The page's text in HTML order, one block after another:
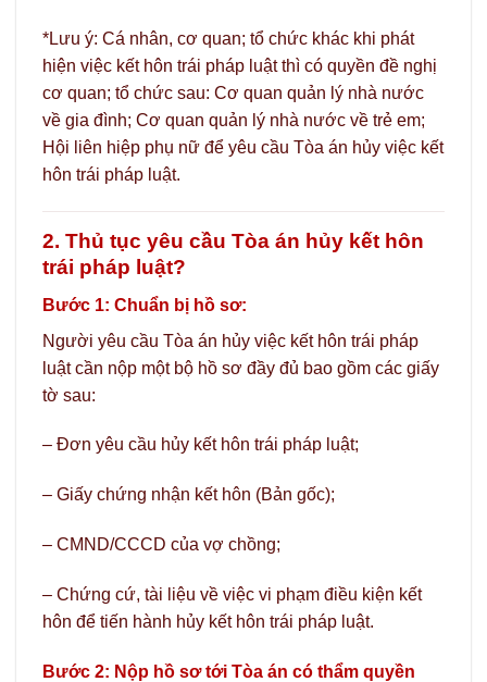
*Lưu ý: Cá nhân, cơ quan; tổ chức khác khi phát
hiện việc kết hôn trái pháp luật thì có quyền đề nghị
cơ quan; tổ chức sau: Cơ quan quản lý nhà nước
về gia đình; Cơ quan quản lý nhà nước về trẻ em;
Hội liên hiệp phụ nữ để yêu cầu Tòa án hủy việc kết
hôn trái pháp luật.
2. Thủ tục yêu cầu Tòa án hủy kết hôn
trái pháp luật?
Bước 1: Chuẩn bị hồ sơ:
Người yêu cầu Tòa án hủy việc kết hôn trái pháp
luật cần nộp một bộ hồ sơ đầy đủ bao gồm các giấy
tờ sau:
– Đơn yêu cầu hủy kết hôn trái pháp luật;
– Giấy chứng nhận kết hôn (Bản gốc);
– CMND/CCCD của vợ chồng;
– Chứng cứ, tài liệu về việc vi phạm điều kiện kết
hôn để tiến hành hủy kết hôn trái pháp luật.
Bước 2: Nộp hồ sơ tới Tòa án có thẩm quyền